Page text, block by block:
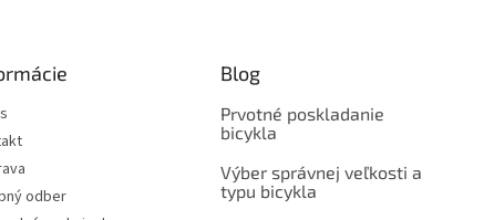
odber
Blog
Prvotné poskladanie
bicykla
Výber správnej veľkosti a
typu bicykla